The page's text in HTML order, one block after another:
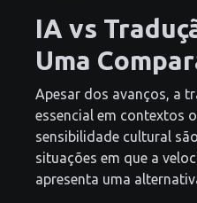
IA vs
Uma
Apesar dos avanços, a
essencial em contextos
sensibilidade cultural
situações em que a
apresenta uma